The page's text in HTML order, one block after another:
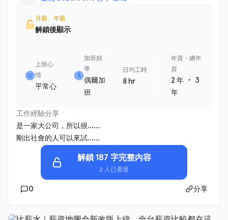
月薪、年薪
解鎖後顯示
上班心
情
平常心
加班頻
率
偶爾加
班
日均工時
8 hr
年資・總年
資
2 年 ・3
年
工作經驗分享
是一家大公司，所以很......
剛出社會的人可以來試......
解鎖 187 字完整內容
2 人已看過
0 分享